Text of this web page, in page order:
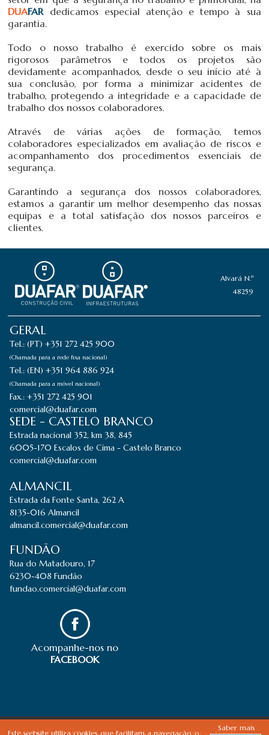
Este website utiliza cookies que facilitam a navegação, o
Saber mais
DUAFAR dedicamos especial atenção e tempo à sua
garantia.
Todo o nosso trabalho é exercido sobre os mais
rigorosos parâmetros e todos os projetos são
devidamente acompanhados, desde o seu início até à
sua conclusão, por forma a minimizar acidentes de
trabalho, protegendo a integridade e a capacidade de
trabalho dos nossos colaboradores.
Através de várias ações de formação, temos
colaboradores especializados em avaliação de riscos e
acompanhamento dos procedimentos essenciais de
segurança.
Garantindo a segurança dos nossos colaboradores,
estamos a garantir um melhor desempenho das nossas
equipas e a total satisfação dos nossos parceiros e
clientes.
Alvará N.º
48259
GERAL
Tel.: (PT) +351 272 425 900
(Chamada para a rede fixa nacional)
Tel.: (EN) +351 964 886 924
(Chamada para a móvel nacional)
Fax.: +351 272 425 901
comercial@duafar.com
SEDE - CASTELO BRANCO
Estrada nacional 352, km 38, 845
6005-170 Escalos de Cima - Castelo Branco
comercial@duafar.com
ALMANCIL
Estrada da Fonte Santa, 262 A
8135-016 Almancil
almancil.comercial@duafar.com
FUNDÃO
Rua do Matadouro, 17
6230-408 Fundão
fundao.comercial@duafar.com
Acompanhe-nos no
FACEBOOK